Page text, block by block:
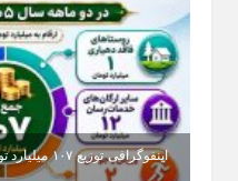
اینفوگرافی